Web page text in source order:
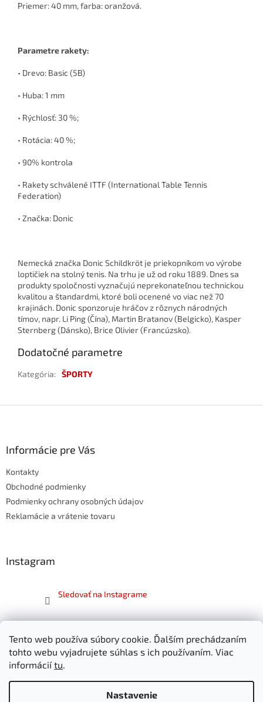
Tento web používa súbory cookie. Ďalším prechádzaním
tohto webu vyjadrujete súhlas s ich používaním. Viac
informáciítu.
Nastavenie
Priemer: 40 mm, farba: oranžová.
Parametre rakety:
• Drevo: Basic (5B)
• Huba: 1 mm
• Rýchlosť: 30 %;
• Rotácia: 40 %;
• 90% kontrola
• Rakety schválené ITTF (International Table Tennis
Federation)
• Značka: Donic
Nemecká značka Donic Schildkröt je priekopníkom vo výrobe
loptičiek na stolný tenis. Na trhu je už od roku 1889. Dnes sa
produkty spoločnosti vyznačujú neprekonateľnou technickou
kvalitou a štandardmi, ktoré boli ocenené vo viac než 70
krajinách. Donic sponzoruje hráčov z rôznych národných
tímov, napr. Li Ping (Čína), Martin Bratanov (Belgicko), Kasper
Sternberg (Dánsko), Brice Olivier (Francúzsko).
Dodatočné parametre
Kategória: ŠPORTY
Informácie pre Vás
Kontakty
Obchodné podmienky
Podmienky ochrany osobných údajov
Reklamácie a vrátenie tovaru
Instagram
Sledovať na Instagrame
SKITT.sk
Vytvoril Shoptet